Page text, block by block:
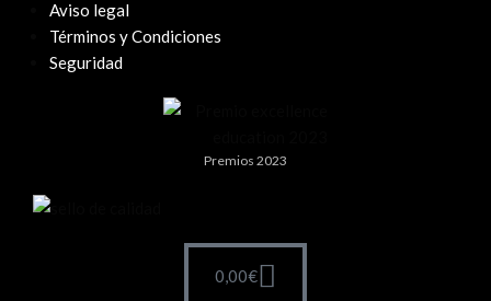
Aviso legal
Términos y Condiciones
Seguridad
Premios 2023
0,00€